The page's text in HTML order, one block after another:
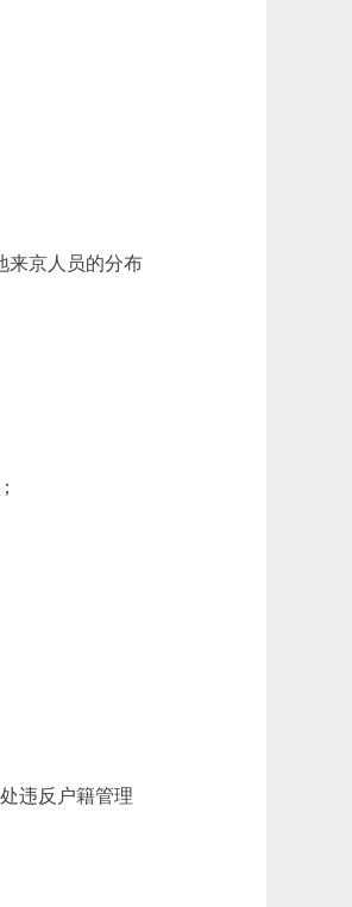
京人员的分布
违反户籍管理